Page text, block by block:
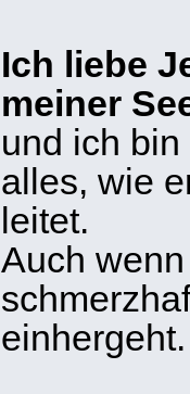
Ich liebe
meiner
und ich
alles, wie
leitet.
Auch
einhergeht.